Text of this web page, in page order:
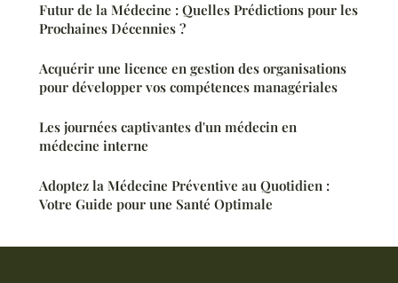
Futur de la Médecine : Quelles Prédictions pour les
Prochaines Décennies ?
Acquérir une licence en gestion des organisations
pour développer vos compétences managériales
Les journées captivantes d'un médecin en
médecine interne
Adoptez la Médecine Préventive au Quotidien :
Votre Guide pour une Santé Optimale